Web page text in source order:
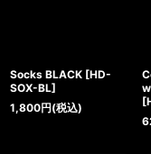
Socks BLACK [HD-
SOX-BL]
1,800円(税込)
[